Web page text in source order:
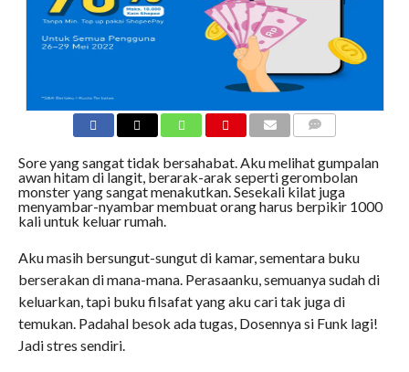
Sore yang sangat tidak bersahabat. Aku melihat gumpalan
awan hitam di langit, berarak-arak seperti gerombolan
monster yang sangat menakutkan. Sesekali kilat juga
menyambar-nyambar membuat orang harus berpikir 1000
kali untuk keluar rumah.
Aku masih bersungut-sungut di kamar, sementara buku
berserakan di mana-mana. Perasaanku, semuanya sudah di
keluarkan, tapi buku filsafat yang aku cari tak juga di
temukan. Padahal besok ada tugas, Dosennya si Funk lagi!
Jadi stres sendiri.